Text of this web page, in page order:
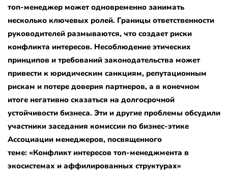
топ-менеджер может одновременно занимать
несколько ключевых ролей. Границы ответственности
руководителей размываются, что создает риски
конфликта интересов. Несоблюдение этических
принципов и требований законодательства может
привести к юридическим санкциям, репутационным
рискам и потере доверия партнеров, а в конечном
итоге негативно сказаться на долгосрочной
устойчивости бизнеса. Эти и другие проблемы обсудили
участники заседания комиссии по бизнес-этике
Ассоциации менеджеров, посвященного
теме: «Конфликт интересов топ-менеджмента в
экосистемах и аффилированных структурах»